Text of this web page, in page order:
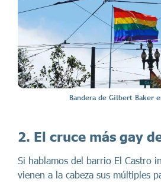
Bandera de Gilbert Baker
2. El cruce más gay
Si hablamos del barrio El Castro
vienen a la cabeza sus múltiples